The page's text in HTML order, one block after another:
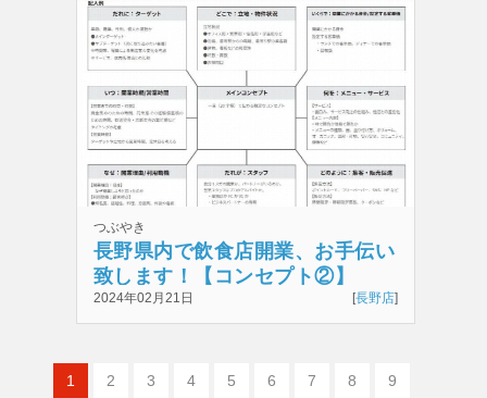
つぶやき
長野県内で飲食店開業、お手伝い
致します！【コンセプト②】
2024年02月21日 [長野店]
1 2 3 4 5 6 7 8
9